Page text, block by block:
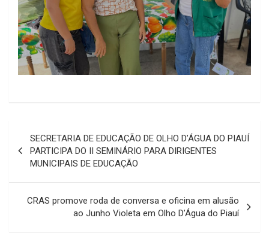
de
Post
SECRETARIA DE EDUCAÇÃO DE OLHO D’ÁGUA DO PIAUÍ
PARTICIPA DO II SEMINÁRIO PARA DIRIGENTES
MUNICIPAIS DE EDUCAÇÃO
CRAS promove roda de conversa e oficina em alusão
ao Junho Violeta em Olho D’Água do Piauí